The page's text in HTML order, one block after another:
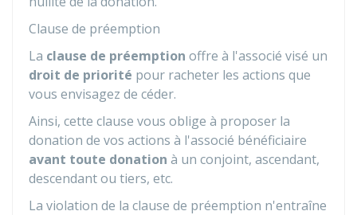
Clause de préemption
La clause de préemption offre à l'associé visé un
droit de priorité pour racheter les actions que
vous envisagez de céder.
Ainsi, cette clause vous oblige à proposer la
donation de vos actions à l'associé bénéficiaire
avant toute donation à un conjoint, ascendant,
descendant ou tiers, etc.
La violation de la clause de préemption n'entraîne